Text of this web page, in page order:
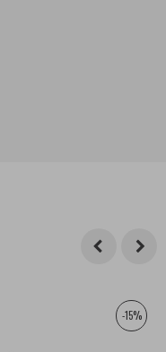
-15%